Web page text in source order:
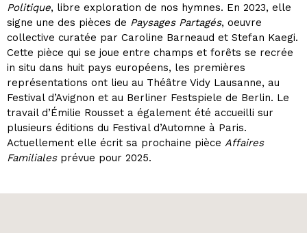
Politique, libre exploration de nos hymnes. En 2023, elle
signe une des pièces de Paysages Partagés, oeuvre
collective curatée par Caroline Barneaud et Stefan Kaegi.
Cette pièce qui se joue entre champs et forêts se recrée
in situ dans huit pays européens, les premières
représentations ont lieu au Théâtre Vidy Lausanne, au
Festival d’Avignon et au Berliner Festspiele de Berlin. Le
travail d’Émilie Rousset a également été accueilli sur
plusieurs éditions du Festival d’Automne à Paris.
Actuellement elle écrit sa prochaine pièce Affaires
Familialesprévue pour 2025.